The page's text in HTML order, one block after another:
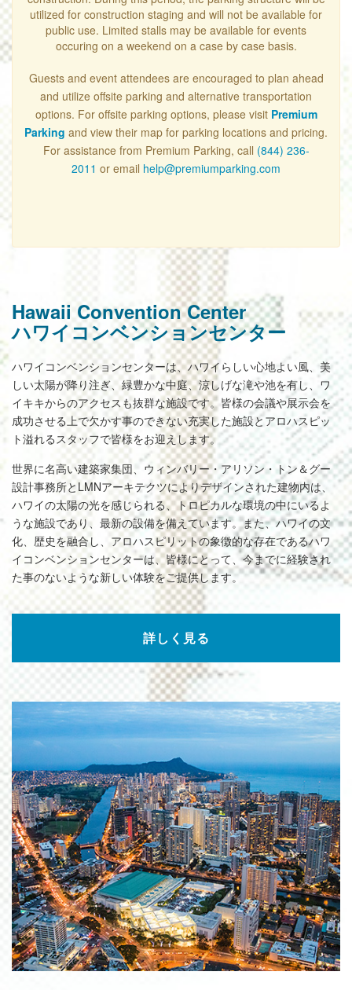
utilized for construction staging and will not be available for
public use. Limited stalls may be available for events
occuring on a weekend on a case by case basis.
Guests and event attendees are encouraged to plan ahead
and utilize offsite parking and alternative transportation
options. For offsite parking options, please visit Premium
Parking and view their map for parking locations and pricing.
For assistance from Premium Parking, call (844) 236-
2011 or email help@premiumparking.com
Hawaii Convention Center
ハワイコンベンションセンター
ハワイコンベンションセンターは、ハワイらしい心地よい風、美
しい太陽が降り注ぎ、緑豊かな中庭、涼しげな滝や池を有し、ワ
イキキからのアクセスも抜群な施設です。皆様の会議や展示会を
成功させる上で欠かす事のできない充実した施設とアロハスピッ
ト溢れるスタッフで皆様をお迎えします。
世界に名高い建築家集団、ウィンバリー・アリソン・トン＆グー
設計事務所とLMNアーキテクツによりデザインされた建物内は、
ハワイの太陽の光を感じられる、トロピカルな環境の中にいるよ
うな施設であり、最新の設備を備えています。また、ハワイの文
化、歴史を融合し、アロハスピリットの象徴的な存在であるハワ
イコンベンションセンターは、皆様にとって、今までに経験され
た事のないような新しい体験をご提供します。
詳しく見る